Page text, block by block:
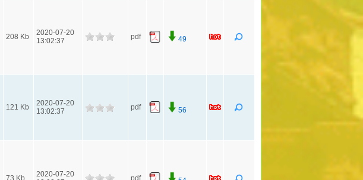
208 Kb
2020-07-20
13:02:37
pdf 49
121 Kb
2020-07-20
13:02:37
pdf 56
73 Kb
2020-07-20
pdf